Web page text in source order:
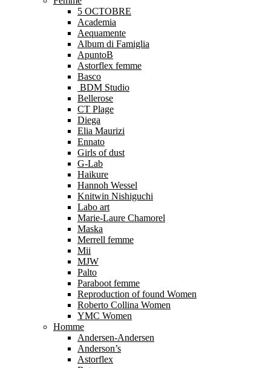
5 OCTOBRE
Academia
Aequamente
Album di Famiglia
ApuntoB
Astorflex femme
Basco
BDM Studio
Bellerose
CT Plage
Diega
Elia Maurizi
Ennato
Girls of dust
G-Lab
Haikure
Hannoh Wessel
Knitwin Nishiguchi
Labo art
Marie-Laure Chamorel
Maska
Merrell femme
Mii
MJW
Palto
Paraboot femme
Reproduction of found Women
Roberto Collina Women
YMC Women
Homme
Andersen-Andersen
Anderson’s
Astorflex